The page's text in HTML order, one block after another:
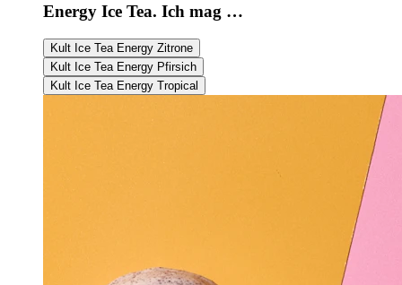
Energy Ice Tea. Ich mag …
Kult Ice Tea Energy Zitrone
Kult Ice Tea Energy Pfirsich
Kult Ice Tea Energy Tropical